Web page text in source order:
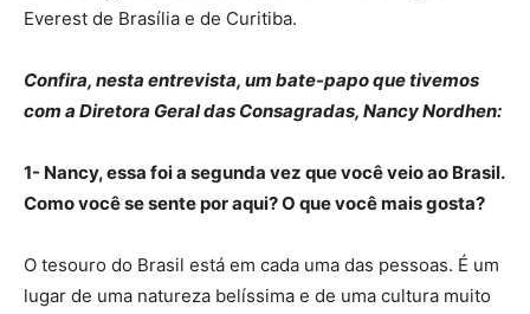
Everest de Brasília e de Curitiba.
Confira, nesta entrevista, um bate-papo que tivemos
com a Diretora Geral das Consagradas, Nancy Nordhen:
1- Nancy, essa foi a segunda vez que você veio ao Brasil.
Como você se sente por aqui? O que você mais gosta?
O tesouro do Brasil está em cada uma das pessoas. É um
lugar de uma natureza belíssima e de uma cultura muito